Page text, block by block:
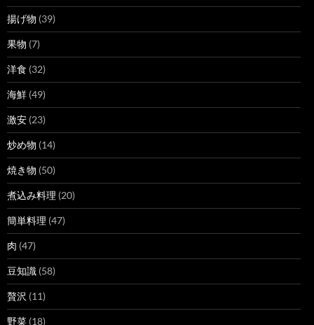
揚げ物 (39)
果物 (7)
洋食 (32)
海鮮 (49)
激安 (23)
炒め物 (14)
焼き物 (50)
煮込み料理 (20)
簡単料理 (47)
肉 (47)
豆知識 (58)
贅沢 (11)
野菜 (18)